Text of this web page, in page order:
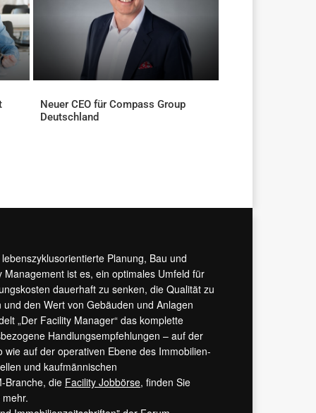
Neuer CEO für Compass Group
Deutschland
Planung, Bau und
ist es, ein optimales Umfeld für
dauerhaft zu senken, die Qualität zu
den Wert von Gebäuden und Anlagen
„Der Facility Manager“ das komplette
Handlungsempfehlungen – auf der
auf der operativen Ebene des Immobilien-
und kaufmännischen
Branche, die Facility Jobbörse, finden Sie